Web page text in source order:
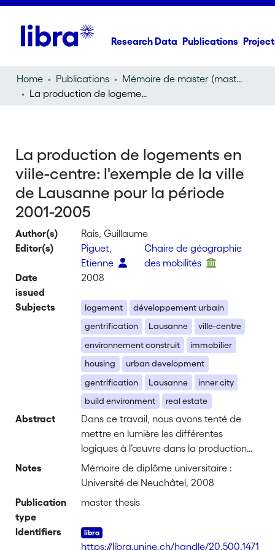
Research Data Publications
Home Publications
Mémoire de master (master thesis)
La production de logements en viile-centre: l'exemple de la ville de Lausanne pour la période 2001-2005
La production de logements en
viile-centre: l'exemple de la ville
de Lausanne pour la période
2001-2005
Author(s)
Rais, Guillaume
Editor(s)
Piguet,
Etienne
Chaire de géographie
des mobilités
Date
issued
2008
Subjects logement
développement urbain
gentrification
Lausanne
ville-centre
environnement construit
immobilier
housing
urban development
gentrification
Lausanne
inner city
build environment
real estate
Abstract
Dans ce travail, nous avons tenté de
mettre en lumière les différentes
logiques à l’œuvre dans la production
de l’environnement construit résidentiel
sur la commune de Lausanne. Nous
2001-2005 qui coïncide avec une
après la crise des années nonante.
Notes
Mémoire de diplôme universitaire :
Université de Neuchâtel, 2008
Publication
type
master thesis
Identifiers
https://libra.unine.ch/handle/20.500.1471